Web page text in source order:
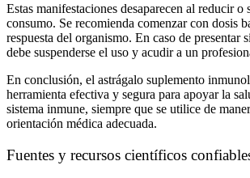
Estas manifestaciones desaparecen al reducir o
consumo. Se recomienda comenzar con dosis
respuesta del organismo. En caso de presentar
debe suspenderse el uso y acudir a un
En conclusión, el astrágalo suplemento
herramienta efectiva y segura para apoyar la
sistema inmune, siempre que se utilice de
orientación médica adecuada.
Fuentes y recursos científicos